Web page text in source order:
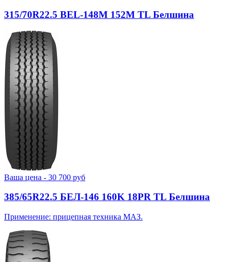
315/70R22.5 BEL-148М 152M TL Белшина
Ваша цена - 30 700 руб
385/65R22.5 БЕЛ-146 160K 18PR TL Белшина
Применение: прицепная техника МАЗ.